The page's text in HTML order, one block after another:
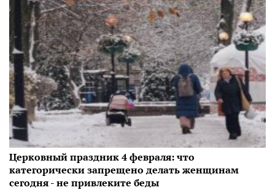
Церковный праздник 4 февраля: что
категорически запрещено делать женщинам
сегодня - не привлеките беды